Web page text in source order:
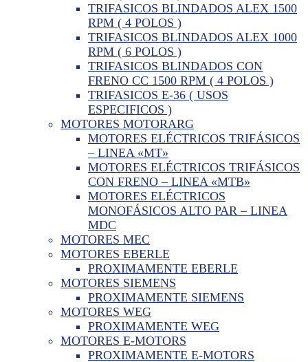
TRIFASICOS BLINDADOS ALEX 1500
RPM ( 4 POLOS )
TRIFASICOS BLINDADOS ALEX 1000
RPM ( 6 POLOS )
TRIFASICOS BLINDADOS CON
FRENO CC 1500 RPM ( 4 POLOS )
TRIFASICOS E-36 ( USOS
ESPECIFICOS )
MOTORES MOTORARG
MOTORES ELÉCTRICOS TRIFÁSICOS
– LINEA «MT»
MOTORES ELÉCTRICOS TRIFÁSICOS
CON FRENO – LINEA «MTB»
MOTORES ELÉCTRICOS
MONOFÁSICOS ALTO PAR – LINEA
MDC
MOTORES MEC
MOTORES EBERLE
PROXIMAMENTE EBERLE
MOTORES SIEMENS
PROXIMAMENTE SIEMENS
MOTORES WEG
PROXIMAMENTE WEG
MOTORES E-MOTORS
PROXIMAMENTE E-MOTORS